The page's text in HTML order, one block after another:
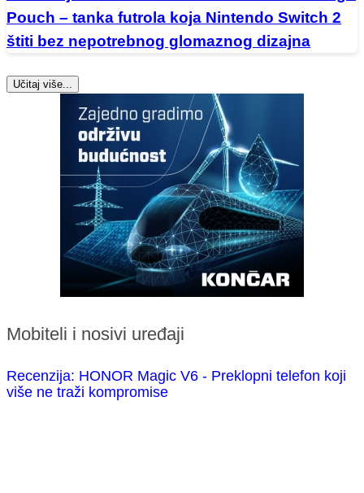
Pouch – tanka futrola koja Nintendo Switch 2
štiti bez nepotrebnog glomaznog dizajna
Učitaj više...
Mobiteli i nosivi uređaji
Recenzija: HONOR Magic V6 - Preklopni telefon koji
više ne traži kompromise